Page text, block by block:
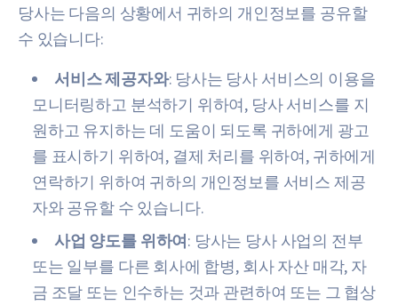
당사는 다음의 상황에서 귀하의 개인정보를 공유할
수 있습니다:
서비스 제공자와: 당사는 당사 서비스의 이용을
모니터링하고 분석하기 위하여, 당사 서비스를 지
원하고 유지하는 데 도움이 되도록 귀하에게 광고
를 표시하기 위하여, 결제 처리를 위하여, 귀하에게
연락하기 위하여 귀하의 개인정보를 서비스 제공
자와 공유할 수 있습니다.
사업 양도를 위하여: 당사는 당사 사업의 전부
또는 일부를 다른 회사에 합병, 회사 자산 매각, 자
금 조달 또는 인수하는 것과 관련하여 또는 그 협상